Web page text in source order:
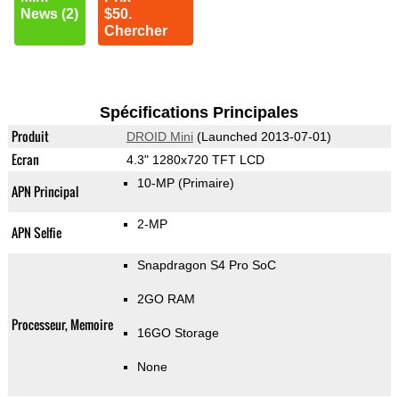
News (2)
$50.
Chercher
Spécifications Principales
Produit DROID Mini(Launched 2013-07-01)
Ecran 4.3" 1280x720 TFT LCD
APN Principal 10-MP (Primaire)
APN Selfie 2-MP
Processeur, Memoire
Snapdragon S4 Pro SoC
2GO RAM
16GO Storage
None